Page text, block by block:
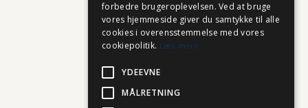
forbedre brugeroplevelsen. Ved at bruge
vores hjemmeside giver du samtykke til alle
cookies i overensstemmelse med vores
cookiepolitik. Læs mere
YDEEVNE
MÅLRETNING